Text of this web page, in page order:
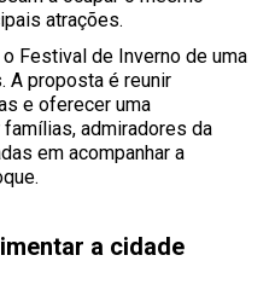
atrações.
Festival de Inverno de uma
A proposta é reunir
e oferecer uma
admiradores da
em acompanhar a
a cidade